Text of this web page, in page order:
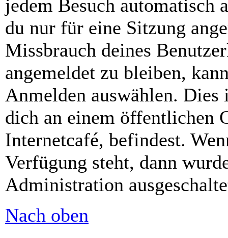
jedem Besuch automatisch
du nur für eine Sitzung
Missbrauch deines
angemeldet zu bleiben,
Anmelden auswählen.
dich an einem öffentlichen
Internetcafé, befindest.
Verfügung steht, dann
Administration
Nach oben